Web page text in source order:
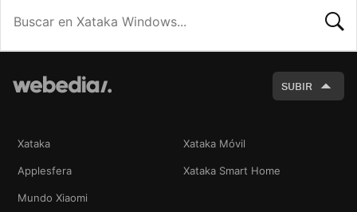
SUBIR
Xataka Xataka Móvil
Applesfera Xataka Smart Home
Mundo Xiaomi